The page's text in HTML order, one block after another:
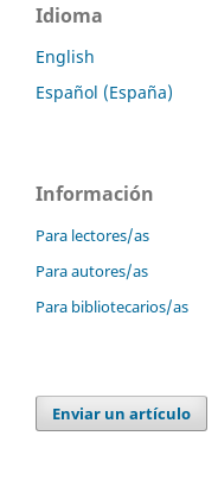
Idioma
English
Español (España)
Información
Para lectores/as
Para autores/as
Para bibliotecarios/as
Enviar un artículo